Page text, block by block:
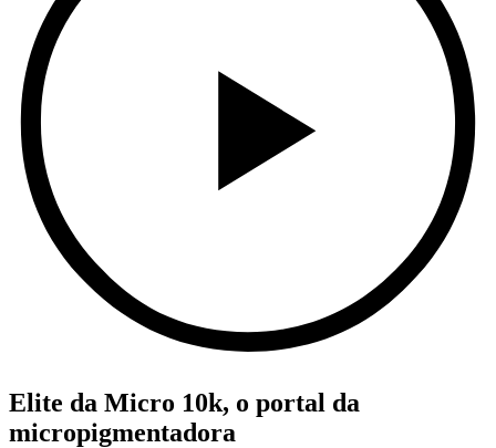
Elite da Micro 10k, o portal da
micropigmentadora